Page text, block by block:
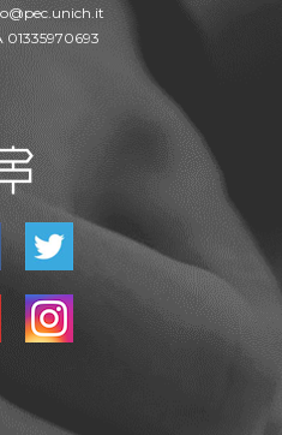
01335970693